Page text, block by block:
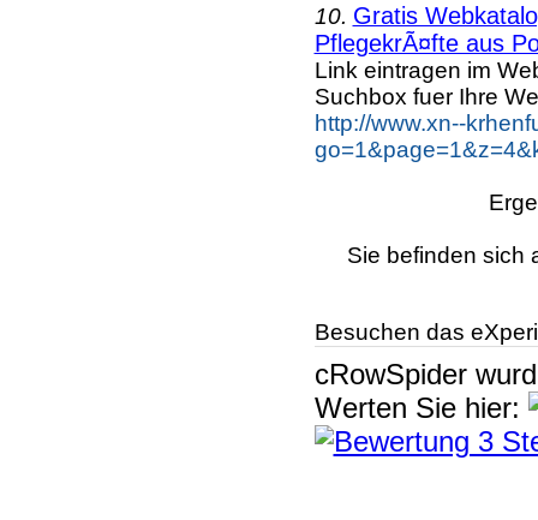
10. Gratis
PflegekrÃ¤fte aus
Link eintragen im
Suchbox fuer Ihre
http://www.xn--
Sie befinden sich
Besuchen das
cRowSpider
Werten Sie hier: